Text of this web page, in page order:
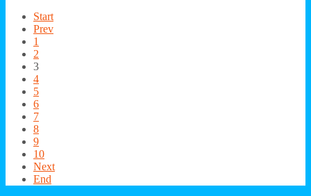
Start
Prev
1
2
3
4
5
6
7
8
9
10
Next
End